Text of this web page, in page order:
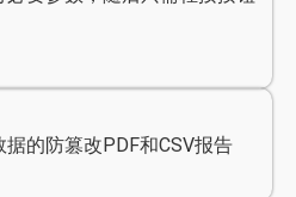
的防篡改PDF和CSV报告